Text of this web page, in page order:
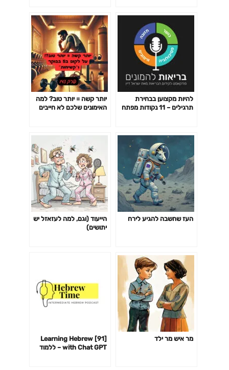
להיות מקצוען בבחירת
תרגילים – 11 נקודות מפתח
יותר קשה = יותר טוב? למה
האימונים שלכם לא חייבים
העז שחשבה להגיע לירח
הייעוד (וגם, למה לעזאזל יש
יתושים)
מר איש מר ילד
[91] Learning Hebrew
with Chat GPT – ללמוד